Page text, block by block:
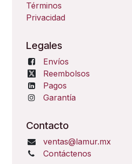
Términos
Privacidad
Legales
Envíos
Reembolsos
Pagos
Garantía
Contacto
ventas@lamur.mx
Contáctenos